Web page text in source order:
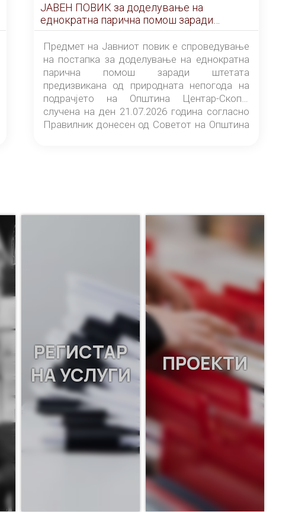
ЈАВЕН ПОВИК за доделување на
еднократна парична помош заради
штетата предизвикана од природната
непогода на подрачјето на Општина
Центар-Скопје случена на ден 21.07.2026
година
Предмет на Јавниот повик е спроведување
на постапка за доделување на еднократна
парична помош заради штетата
предизвикана од природната непогода на
подрачјето на Општина Центар-Скопје
случена на ден 21.07.2026 година согласно
Правилник донесен од Советот на Општина
РЕГИСТАР
НА УСЛУГИ
ПРОЕКТИ